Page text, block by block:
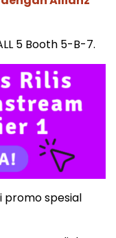
5 Booth 5-B-7.
promo spesial